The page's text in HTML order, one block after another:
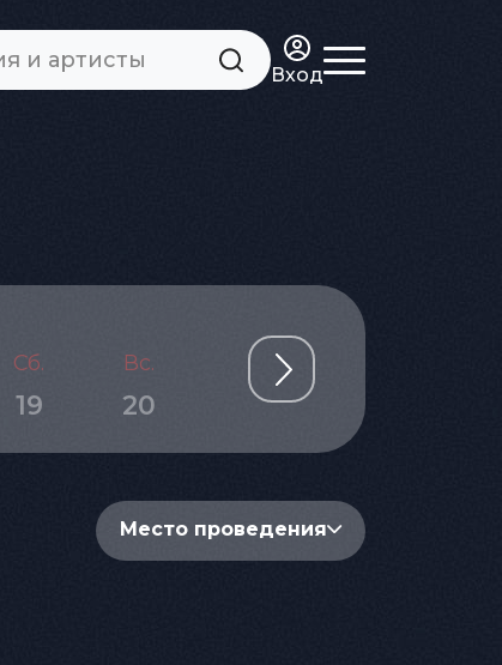
Вход
Сб.
19
Вс.
20
Пн.
21 22
Место проведения